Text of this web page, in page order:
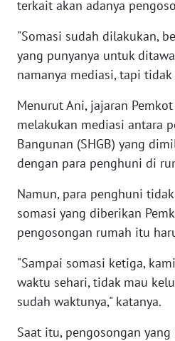
terkait akan adanya
"Somasi sudah dilakukan,
yang punyanya untuk
namanya mediasi, tapi
Menurut Ani, jajaran
melakukan mediasi antara
Bangunan (SHGB) yang
dengan para penghuni di
Namun, para penghuni
somasi yang diberikan
pengosongan rumah itu
"Sampai somasi ketiga,
waktu sehari, tidak mau
sudah waktunya," katanya.
Saat itu, pengosongan
WN
LANGKAT
WN
TAPANULI
TANJUNG
LESUNG
WN
KARO
WN
SIMALUNGUN
WN